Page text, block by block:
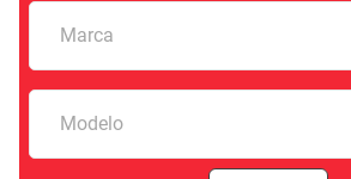
Marca
Modelo